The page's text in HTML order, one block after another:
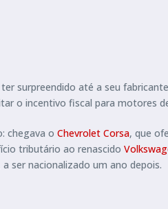
surpreendido até a seu
o incentivo fiscal para motores
chegava o Chevrolet Corsa, que
tributário ao renascido
a ser nacionalizado um ano depois.